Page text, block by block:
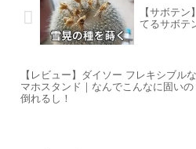
【サボテ
てるサボテ
【レビュー】ダイソー フレキシブル
マホスタンド｜なんでこんなに固いの
倒れるし！